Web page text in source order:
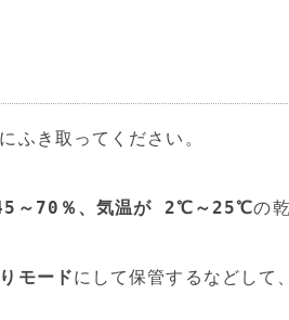
ふき取ってください。
～70％、気温が 2℃～25℃の
モードにして保管するなどして